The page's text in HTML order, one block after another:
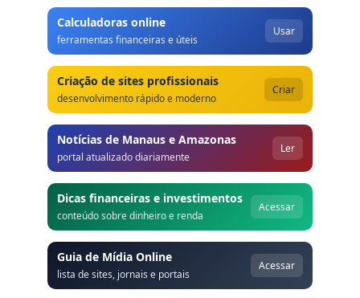
Calculadoras online
ferramentas financeiras e úteis
Usar
Criação de sites profissionais
desenvolvimento rápido e moderno
Criar
Notícias de Manaus e Amazonas
portal atualizado diariamente
Ler
Dicas financeiras e investimentos
conteúdo sobre dinheiro e renda
Acessar
Guia de Mídia Online
lista de sites, jornais e portais
Acessar